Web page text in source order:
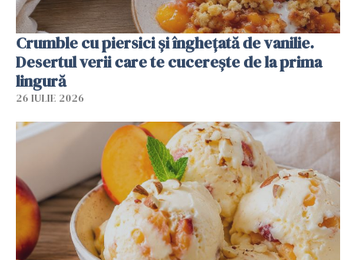
Crumble cu piersici și înghețată de vanilie.
Desertul verii care te cucerește de la prima
lingură
26 IULIE 2026